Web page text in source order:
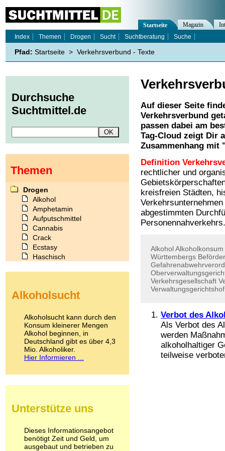
Auf dieser Seite
Verkehrsverbund
passen dabei am
Tag-Cloud zeigt Dir
Zusammenhang mit
Definition
rechtlicher und
kreisfreien Städten,
abgestimmten
Personennahverkehrs.
AlkoholAlkoholkonsum
Württembergs
Verkehrsgesellschaft
Verwaltungsgerichtshof
Verbot des
Als Verbot des
werden
alkoholhaltiger
teilweise
Startseite Magazin
Index
Themen Drogen Sucht Suchtberatung Suche
Pfad: Startseite > Verkehrsverbund - Texte
Durchsuche
Suchtmittel.de
Themen
Drogen
Alkohol
Amphetamin
Aufputschmittel
Cannabis
Crack
Ecstasy
Haschisch
Kokain
LSD
Marihuana
Medikamente
Meskalin
Metamphetamin
Methadon
Pilze
Psychopharmaka
Schlafmittel
Schmerzmittel
Alkoholsucht
Alkoholsucht kann durch den
Konsum kleinerer Mengen
Alkohol beginnen, in
Deutschland gibt es über 4,3
Mio. Alkoholiker.
Hier Informieren ...
Unterstütze uns
Dieses Informationsangebot
benötigt Zeit und Geld, um
ausgebaut und betrieben zu